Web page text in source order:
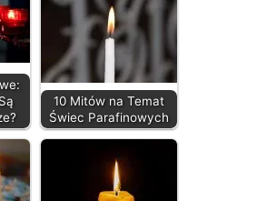
10 Mitów na Temat
Świec Parafinowych